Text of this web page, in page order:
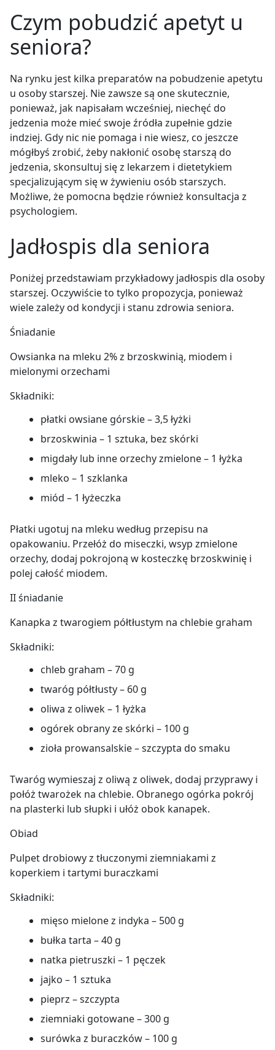
Czym pobudzić apetyt u
seniora?
Na rynku jest kilka preparatów na pobudzenie apetytu
u osoby starszej. Nie zawsze są one skutecznie,
ponieważ, jak napisałam wcześniej, niechęć do
jedzenia może mieć swoje źródła zupełnie gdzie
indziej. Gdy nic nie pomaga i nie wiesz, co jeszcze
mógłbyś zrobić, żeby nakłonić osobę starszą do
jedzenia, skonsultuj się z lekarzem i dietetykiem
specjalizującym się w żywieniu osób starszych.
Możliwe, że pomocna będzie również konsultacja z
psychologiem.
Jadłospis dla seniora
Poniżej przedstawiam przykładowy jadłospis dla osoby
starszej. Oczywiście to tylko propozycja, ponieważ
wiele zależy od kondycji i stanu zdrowia seniora.
Śniadanie
Owsianka na mleku 2% z brzoskwinią, miodem i
mielonymi orzechami
Składniki:
płatki owsiane górskie – 3,5 łyżki
brzoskwinia – 1 sztuka, bez skórki
migdały lub inne orzechy zmielone – 1 łyżka
mleko – 1 szklanka
miód – 1 łyżeczka
Płatki ugotuj na mleku według przepisu na
opakowaniu. Przełóż do miseczki, wsyp zmielone
orzechy, dodaj pokrojoną w kosteczkę brzoskwinię i
polej całość miodem.
II śniadanie
Kanapka z twarogiem półtłustym na chlebie graham
Składniki:
chleb graham – 70 g
twaróg półtłusty – 60 g
oliwa z oliwek – 1 łyżka
ogórek obrany ze skórki – 100 g
zioła prowansalskie – szczypta do smaku
Twaróg wymieszaj z oliwą z oliwek, dodaj przyprawy i
połóż twarożek na chlebie. Obranego ogórka pokrój
na plasterki lub słupki i ułóż obok kanapek.
Obiad
Pulpet drobiowy z tłuczonymi ziemniakami z
koperkiem i tartymi buraczkami
Składniki:
mięso mielone z indyka – 500 g
bułka tarta – 40 g
natka pietruszki – 1 pęczek
jajko – 1 sztuka
pieprz – szczypta
ziemniaki gotowane – 300 g
surówka z buraczków – 100 g